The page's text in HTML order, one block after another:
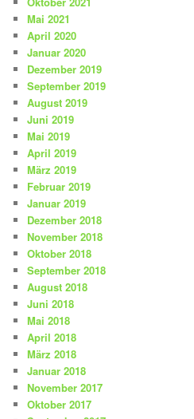
Mai 2021
April 2020
Januar 2020
Dezember 2019
September 2019
August 2019
Juni 2019
Mai 2019
April 2019
März 2019
Februar 2019
Januar 2019
Dezember 2018
November 2018
Oktober 2018
September 2018
August 2018
Juni 2018
Mai 2018
April 2018
März 2018
Januar 2018
November 2017
Oktober 2017